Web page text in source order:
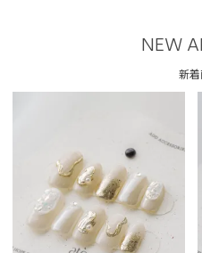
NEW
新